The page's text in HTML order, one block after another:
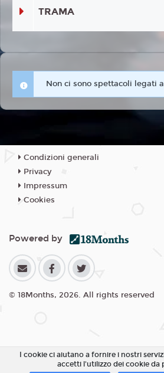
TRAMA
Non ci sono spettacoli legati
Condizioni generali
Privacy
Impressum
Cookies
Powered by
© 18Months, 2026. All rights reserved
I cookie ci aiutano a fornire i nostri
accetti l'utilizzo dei cookie da